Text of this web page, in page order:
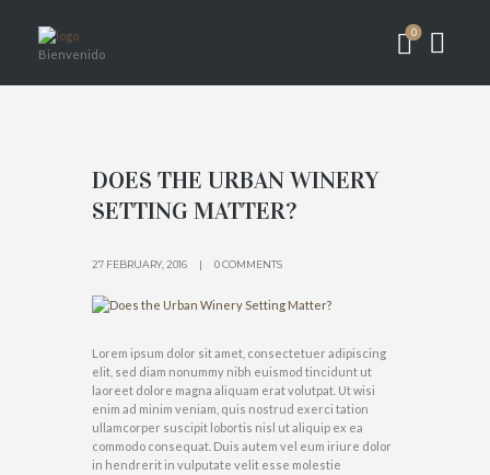
Bienvenido
0
DOES THE URBAN WINERY
SETTING MATTER?
27 FEBRUARY, 2016 0 COMMENTS
Lorem ipsum dolor sit amet, consectetuer adipiscing
elit, sed diam nonummy nibh euismod tincidunt ut
laoreet dolore magna aliquam erat volutpat. Ut wisi
enim ad minim veniam, quis nostrud exerci tation
ullamcorper suscipit lobortis nisl ut aliquip ex ea
commodo consequat. Duis autem vel eum iriure dolor
in hendrerit in vulputate velit esse molestie